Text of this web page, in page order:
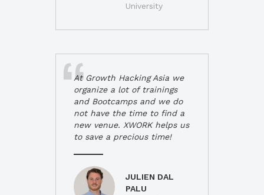
University
At Growth Hacking Asia we
organize a lot of trainings
and Bootcamps and we do
not have the time to find a
new venue. XWORK helps us
to save a precious time!
JULIEN DAL
PALU